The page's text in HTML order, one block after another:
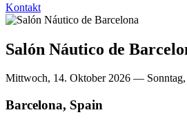
Kontakt
Salón Náutico de
Mittwoch, 14. Oktober 2026 —
Barcelona, Spain